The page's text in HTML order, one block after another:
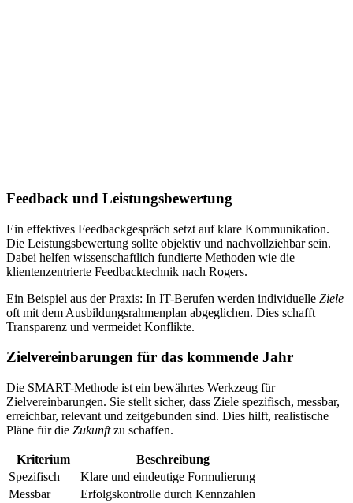
Feedback und Leistungsbewertung
Ein effektives Feedbackgespräch setzt auf klare Kommunikation.
Die Leistungsbewertung sollte objektiv und nachvollziehbar sein.
Dabei helfen wissenschaftlich fundierte Methoden wie die
klientenzentrierte Feedbacktechnik nach Rogers.
Ein Beispiel aus der Praxis: In IT-Berufen werden individuelle Ziele
oft mit dem Ausbildungsrahmenplan abgeglichen. Dies schafft
Transparenz und vermeidet Konflikte.
Zielvereinbarungen für das kommende Jahr
Die SMART-Methode ist ein bewährtes Werkzeug für
Zielvereinbarungen. Sie stellt sicher, dass Ziele spezifisch, messbar,
erreichbar, relevant und zeitgebunden sind. Dies hilft, realistische
Pläne für die Zukunftzu schaffen.
Kriterium
Beschreibung
Spezifisch
Klare und eindeutige Formulierung
Messbar
Erfolgskontrolle durch Kennzahlen